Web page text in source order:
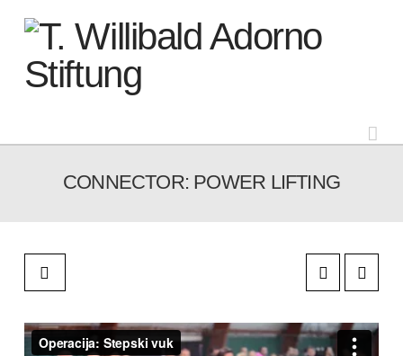
CONNECTOR: POWER LIFTING